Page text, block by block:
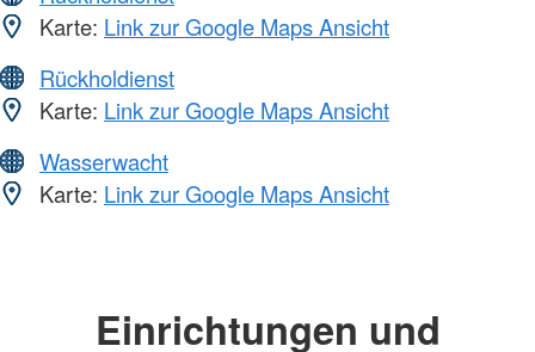
Karte: Link zur Google Maps Ansicht
Rückholdienst
Karte: Link zur Google Maps Ansicht
Wasserwacht
Karte: Link zur Google Maps Ansicht
Einrichtungen und